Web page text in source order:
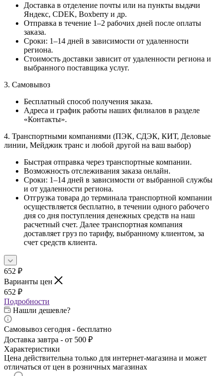
Доставка в отделение почты или на пункты выдачи
Яндекс, CDEK, Boxberry и др.
Отправка в течение 1–2 рабочих дней после оплаты
заказа.
Сроки: 1–14 дней в зависимости от удаленности
региона.
Стоимость доставки зависит от удаленности региона и
выбранного поставщика услуг.
3. Самовывоз
Бесплатный способ получения заказа.
Адреса и график работы наших филиалов в разделе
«Контакты».
4. Транспортными компаниями (ПЭК, СДЭК, КИТ, Деловые
линии, Мейджик транс и любой другой на ваш выбор)
Быстрая отправка через транспортные компании.
Возможность отслеживания заказа онлайн.
Сроки: 1–14 дней в зависимости от выбранной службы
и от удаленности региона.
Отгрузка товара до терминала транспортной компании
осуществляется бесплатно, в течении одного рабочего
дня со дня поступления денежных средств на наш
расчетный счет. Далее транспортная компания
доставляет груз по тарифу, выбранному клиентом, за
счет средств клиента.
652 ₽
Варианты цен
652 ₽
Подробности
Нашли дешевле?
Самовывоз сегодня - бесплатно
Доставка завтра - от 500 ₽
Характеристики
Цена действительна только для интернет-магазина и может
отличаться от цен в розничных магазинах